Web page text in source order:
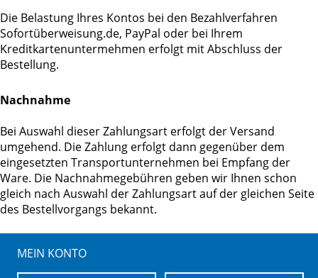
Die Belastung Ihres Kontos bei den Bezahlverfahren
Sofortüberweisung.de, PayPal oder bei Ihrem
Kreditkartenuntermehmen erfolgt mit Abschluss der
Bestellung.
Nachnahme
Bei Auswahl dieser Zahlungsart erfolgt der Versand
umgehend. Die Zahlung erfolgt dann gegenüber dem
eingesetzten Transportunternehmen bei Empfang der
Ware. Die Nachnahmegebühren geben wir Ihnen schon
gleich nach Auswahl der Zahlungsart auf der gleichen Seite
des Bestellvorgangs bekannt.
MEIN KONTO